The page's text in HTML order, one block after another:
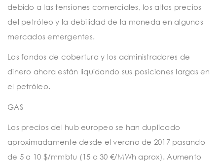
debido a las tensiones comerciales, los altos precios
del petróleo y la debilidad de la moneda en algunos
mercados emergentes.
Los fondos de cobertura y los administradores de
dinero ahora están liquidando sus posiciones largas en
el petróleo.
GAS
Los precios del hub europeo se han duplicado
aproximadamente desde el verano de 2017 pasando
de 5 a 10 $/mmbtu (15 a 30 €/MWh aprox). Aumento